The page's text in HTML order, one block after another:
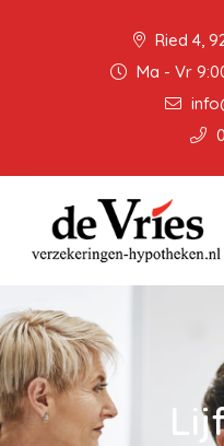
Ried 4,
Ma - Vr